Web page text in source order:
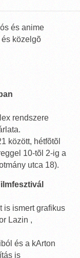
és anime
közelgõ
rendszere
között, hétfõtõl
10-tõl 2-ig a
utca 18).
is ismert grafikus
Lazin ,
és a kArton
is